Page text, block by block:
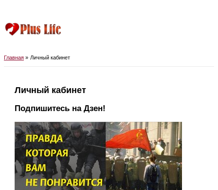
Перейти
к
меню
Главная Личный кабинет
Личный кабинет
Подпишитесь на Дзен!